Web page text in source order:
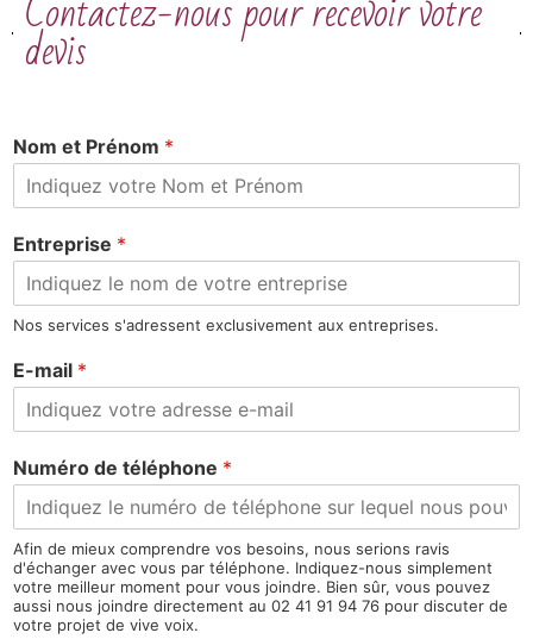
devis
Nom et Prénom *
Entreprise *
Nos services s'adressent exclusivement aux entreprises.
E-mail *
Numéro de téléphone *
Afin de mieux comprendre vos besoins, nous serions ravis
d'échanger avec vous par téléphone. Indiquez-nous simplement
votre meilleur moment pour vous joindre. Bien sûr, vous pouvez
aussi nous joindre directement au 02 41 91 94 76 pour discuter de
votre projet de vive voix.